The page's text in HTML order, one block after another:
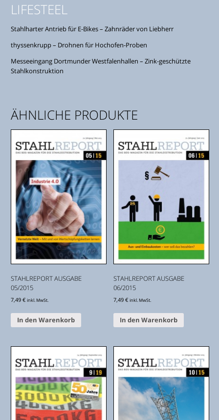
LIFESTEEL
Stahlharter Antrieb für E-Bikes – Zahnräder von Liebherr
thyssenkrupp – Drohnen für Hochofen-Proben
Messeeingang Dortmunder Westfalenhallen – Zink-geschützte
Stahlkonstruktion
ÄHNLICHE PRODUKTE
STAHLREPORT AUSGABE
05/2015
7,49€ inkl. MwSt.
In den Warenkorb
STAHLREPORT AUSGABE
06/2015
7,49€ inkl. MwSt.
In den Warenkorb